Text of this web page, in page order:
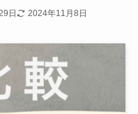
日 2024年11月8日